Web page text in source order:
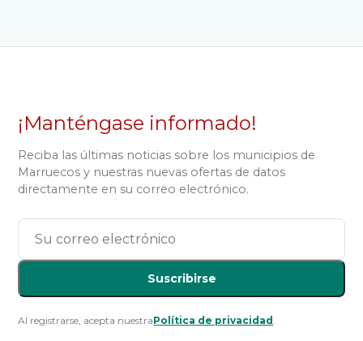
¡Manténgase informado!
Reciba las últimas noticias sobre los municipios de
Marruecos y nuestras nuevas ofertas de datos
directamente en su correo electrónico.
Suscribirse
Al registrarse, acepta nuestraPolítica de privacidad .